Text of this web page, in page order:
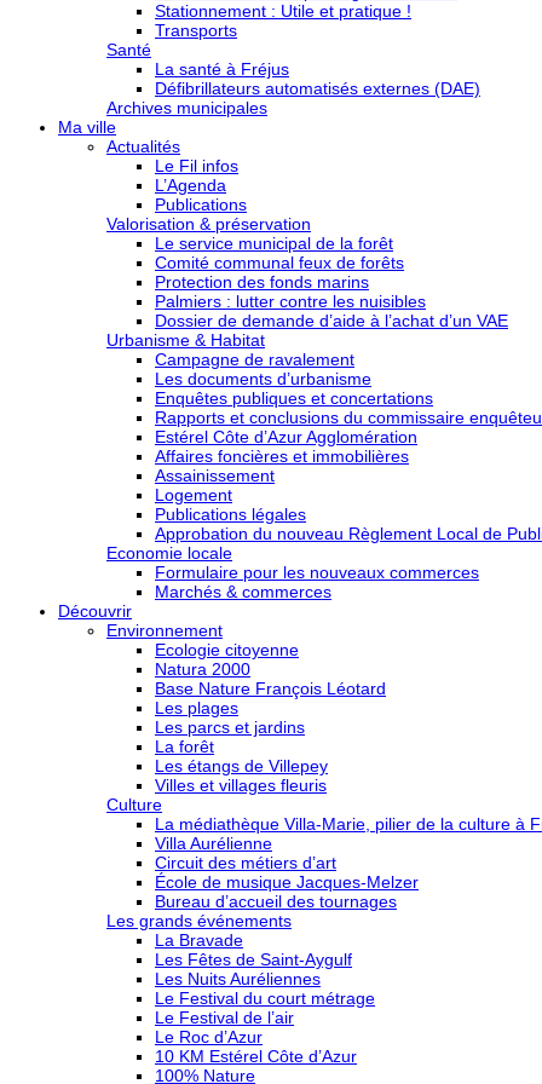
Stationnement : Utile et pratique !
Transports
Santé
La santé à Fréjus
Défibrillateurs automatisés externes (DAE)
Archives municipales
Ma ville
Actualités
Le Fil infos
L’Agenda
Publications
Valorisation & préservation
Le service municipal de la forêt
Comité communal feux de forêts
Protection des fonds marins
Palmiers : lutter contre les nuisibles
Dossier de demande d’aide à l’achat d’un VAE
Urbanisme & Habitat
Campagne de ravalement
Les documents d’urbanisme
Enquêtes publiques et concertations
Rapports et conclusions du commissaire
Estérel Côte d’Azur Agglomération
Affaires foncières et immobilières
Assainissement
Logement
Publications légales
Approbation du nouveau Règlement Local de
Economie locale
Formulaire pour les nouveaux commerces
Marchés & commerces
Découvrir
Environnement
Ecologie citoyenne
Natura 2000
Base Nature François Léotard
Les plages
Les parcs et jardins
La forêt
Les étangs de Villepey
Villes et villages fleuris
Culture
La médiathèque Villa-Marie, pilier de la culture à
Villa Aurélienne
Circuit des métiers d’art
École de musique Jacques-Melzer
Bureau d’accueil des tournages
Les grands événements
La Bravade
Les Fêtes de Saint-Aygulf
Les Nuits Auréliennes
Le Festival du court métrage
Le Festival de l’air
Le Roc d’Azur
10 KM Estérel Côte d’Azur
100% Nature